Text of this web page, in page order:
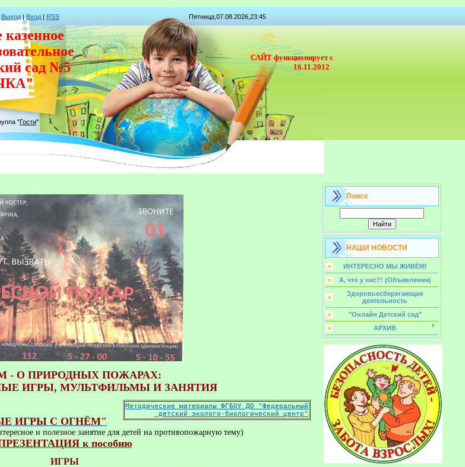
Выход | Вход | RSS Пятница,07.08.2026,23:45
сад №5
САЙТ функционирует с
16.11.2012
"Гости"
- О ПРИРОДНЫХ ПОЖАРАХ:
ИГРЫ, МУЛЬТФИЛЬМЫ И ЗАНЯТИЯ
Методические материалы ФГБОУ ДО "Федеральный
детский эколого-биологический центр"
ИГРЫ С ОГНЁМ"
и полезное занятие для детей на противопожарную тему)
к пособию
ИГРЫ
Поиск
НАШИ НОВОСТИ
ИНТЕРЕСНО МЫ ЖИВЁМ!
А, что у нас?! (Объявления)
Здоровьесберегающая
деятельность
"Онлайн Детский сад"
АРХИВ